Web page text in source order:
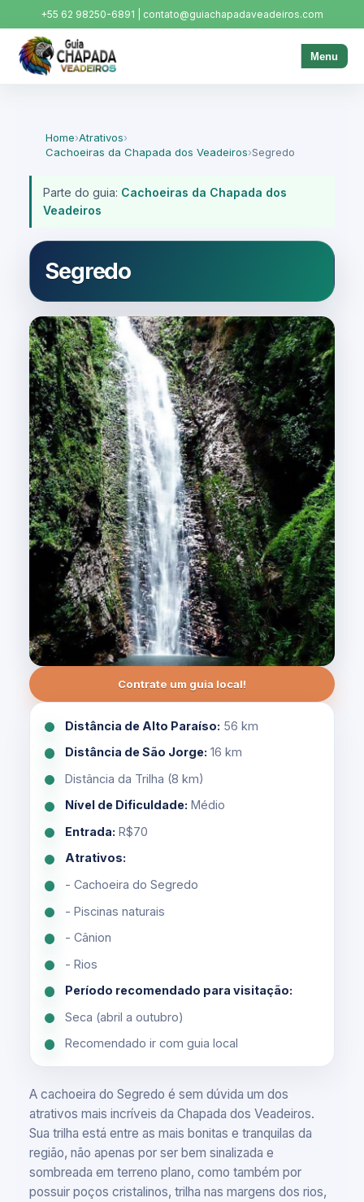
+55 62 98250-6891 | contato@guiachapadaveadeiros.com
Menu
Home›Atrativos›
Cachoeiras da Chapada dos Veadeiros›Segredo
Parte do guia: Cachoeiras da Chapada dos
Veadeiros
Segredo
Contrate um guia local!
Distância de Alto Paraíso: 56 km
Distância de São Jorge: 16 km
Distância da Trilha (8 km)
Nível de Dificuldade: Médio
Entrada: R$70
Atrativos:
- Cachoeira do Segredo
- Piscinas naturais
- Cânion
- Rios
Período recomendado para visitação:
Seca (abril a outubro)
Recomendado ir com guia local
A cachoeira do Segredo é sem dúvida um dos
atrativos mais incríveis da Chapada dos Veadeiros.
Sua trilha está entre as mais bonitas e tranquilas da
região, não apenas por ser bem sinalizada e
sombreada em terreno plano, como também por
possuir poços cristalinos, trilha nas margens dos rios,